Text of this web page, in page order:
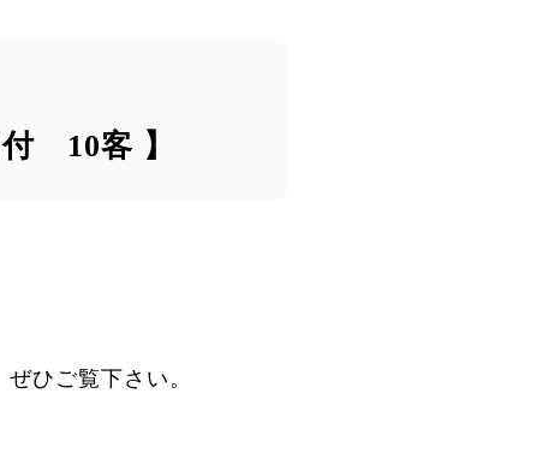
10客 】
ひご覧下さい。